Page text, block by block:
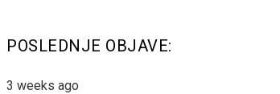
POSLEDNJE OBJAVE:
3 weeks ago